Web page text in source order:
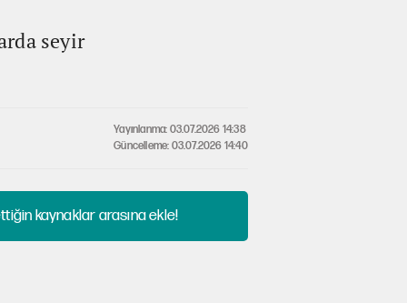
seyir
Yayınlanma: 03.07.2026 14:38
Güncelleme: 03.07.2026 14:40
kaynaklar arasına ekle!